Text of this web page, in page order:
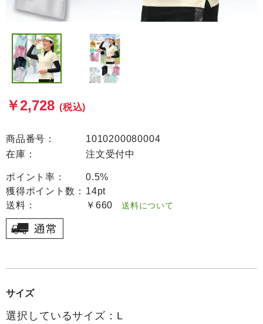
￥2,728 (税込)
商品番号：
1010200080004
在庫：
注文受付中
ポイント率：
0.5%
獲得ポイント数： 14pt
送料：
￥660 送料について
サイズ
選択しているサイズ：L